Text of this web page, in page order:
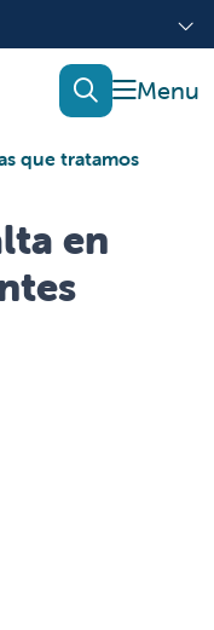
mostrar
buscar
que tratamos
en